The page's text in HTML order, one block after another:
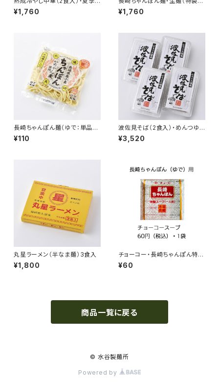
限定4月～9月 ４個セット
¥1,760
ープ付）4個セット
¥1,760
長崎ちゃんぽん麺（ゆで：単品）
【長崎県産小麦使用】
¥110
波佐見そば（2食入）・めんつゆ
付 ４個セット
¥3,520
丸星ラーメン（半なま麺）3食入
¥1,800
チョーコー・長崎ちゃんぽん特製
スープ
¥60
商品一覧に戻る
© 水谷製麺所
Powered by